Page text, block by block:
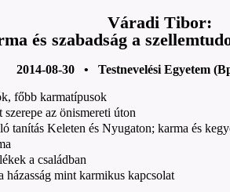
Váradi Tibor:
és szabadság a
2014-08-30 • Testnevelési Egyetem
főbb karmatípusok
szerepe az önismereti úton
tanítás Keleten és Nyugaton; karma és
a családban
házasság mint karmikus kapcsolat